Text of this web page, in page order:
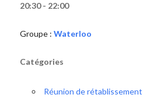
20:30 - 22:00
Groupe : Waterloo
Catégories
Réunion de rétablissement